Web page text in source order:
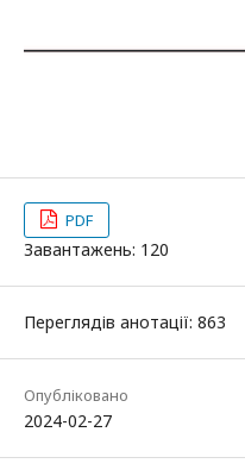
PDF
Завантажень: 120
Переглядів анотації: 863
Опубліковано
2024-02-27